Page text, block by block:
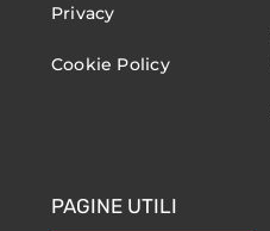
Privacy
Cookie Policy
PAGINE UTILI